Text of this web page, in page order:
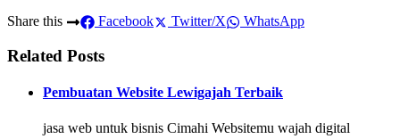
Share this
Facebook Twitter/X WhatsApp
Related Posts
Pembuatan Website Lewigajah Terbaik
jasa web untuk bisnis Cimahi Websitemu wajah digital